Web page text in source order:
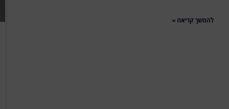
להמשך קריאה »